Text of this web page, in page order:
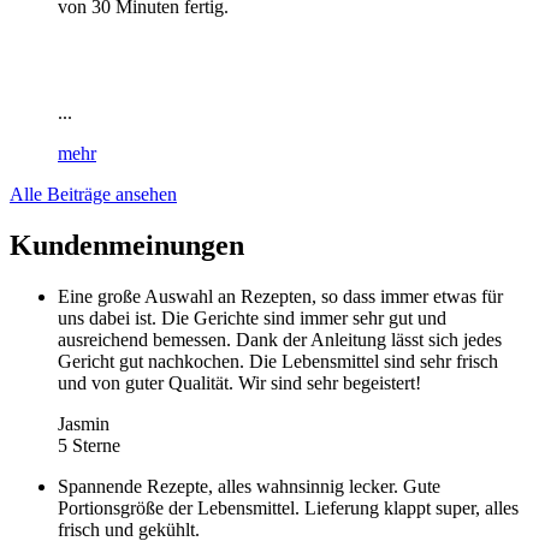
von 30 Minuten fertig.
...
mehr
Alle Beiträge ansehen
Kundenmeinungen
Eine große Auswahl an Rezepten, so dass immer etwas für
uns dabei ist. Die Gerichte sind immer sehr gut und
ausreichend bemessen. Dank der Anleitung lässt sich jedes
Gericht gut nachkochen. Die Lebensmittel sind sehr frisch
und von guter Qualität. Wir sind sehr begeistert!
Jasmin
5 Sterne
Spannende Rezepte, alles wahnsinnig lecker. Gute
Portionsgröße der Lebensmittel. Lieferung klappt super, alles
frisch und gekühlt.